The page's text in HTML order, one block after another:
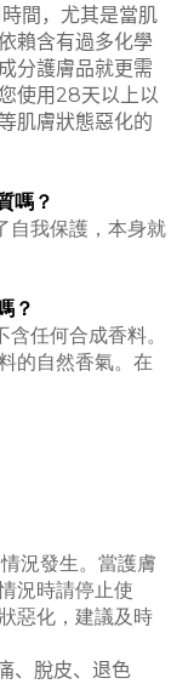
間，尤其是當肌
賴含有過多化學
分護膚品就更需
使用 28天以上以
肌膚狀態惡化的
嗎？
自我保護，本身就
？
任何合成香料。
的自然香氣。在
況發生。當護膚
況時請停止使
惡化，建議及時
、脫皮、退色